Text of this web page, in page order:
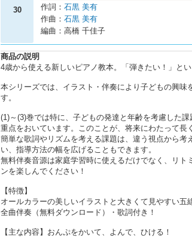
30 作詞： 石黒 美有
作曲： 石黒 美有
編曲：高橋 千佳子
商品の説明
4歳から使える新しいピアノ教本。「弾きたい！」と
本シリーズでは、イラスト・伴奏により子どもの興
す。
(1)～(3)巻では特に、子どもの発達と年齢を考慮した
重点をおいています。このことが、将来にわたって長
簡単な歌詞やリズムを考える課題は、違う視点から
い、指導方法の幅を広げることもできます。
無料伴奏音源は家庭学習時に使えるだけでなく、リ
ンを楽しんでください！
【特徴】
オールカラーの美しいイラストと大きくて見やすい五
全曲伴奏（無料ダウンロード）・歌詞付き！
【主な内容】おんぷをかいて、よんで、ひける！